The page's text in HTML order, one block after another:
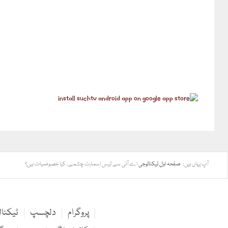
آپ یہاں ہیں: صفحہ اولٹیکنالوجیاے آئی سے لیس اسمارٹ چشمے، کیا خصوصیات ہیں؟
دلچسپ
پروگرام